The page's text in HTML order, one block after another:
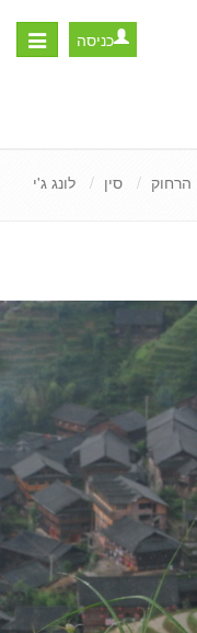
Toggle
כניסה
סין לונג ג'י